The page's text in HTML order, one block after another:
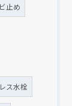
止め
ス水栓